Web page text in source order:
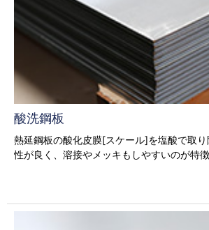
酸洗鋼板
熱延鋼板の酸化皮膜[スケール]を塩酸で取
性が良く、溶接やメッキもしやすいのが特徴